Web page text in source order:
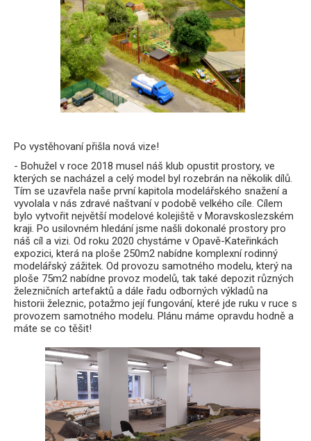
Po vystěhovaní přišla nová vize!
- Bohužel v roce 2018 musel náš klub opustit prostory, ve
kterých se nacházel a celý model byl rozebrán na několik dílů.
Tím se uzavřela naše první kapitola modelářského snažení a
vyvolala v nás zdravé naštvaní v podobě velkého cíle. Cílem
bylo vytvořit největší modelové kolejiště v Moravskoslezském
kraji. Po usilovném hledání jsme našli dokonalé prostory pro
náš cíl a vizi. Od roku 2020 chystáme v Opavě-Kateřinkách
expozici, která na ploše 250m2 nabídne komplexní rodinný
modelářský zážitek. Od provozu samotného modelu, který na
ploše 75m2 nabídne provoz modelů, tak také depozit různých
železničních artefaktů a dále řadu odborných výkladů na
historii železnic, potažmo její fungování, které jde ruku v ruce s
provozem samotného modelu. Plánu máme opravdu hodně a
máte se co těšit!